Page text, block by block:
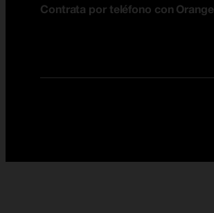
Contrata por teléfono con Orange